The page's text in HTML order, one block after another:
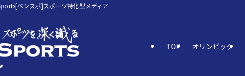
ペンスポ]スポーツ特化型メディア
TOP オリンピック